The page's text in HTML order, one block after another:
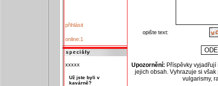
přihlásit
online:1
xxxxx
Už jste byli v
kavárně?
opište text:
Upozornění: Příspěvky
jejich obsah. Vyhrazuje si
vulgarismy,